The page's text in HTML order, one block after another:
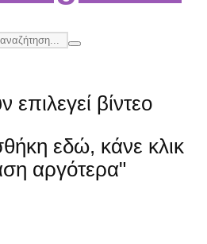
επιλεγεί βίντεο
εδώ, κάνε κλικ
αργότερα"